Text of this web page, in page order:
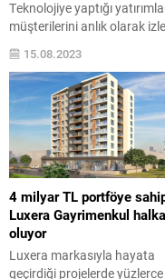
Teknolojiye yaptığı
müşterilerini anlık olarak
ve taleplerine hızla yanıt
Enerji Boğaziçi Elektrik’in,
abonelerin başvuru ve
bilgilerini baz alarak
hazırladığı “Gayrimenkulün
Enerjisi Raporu-2023 İlk 6
Ay” sonuçları açıklandı. CK
Boğaziçi Elektrik
yılından bu yana düzenli
yayınlanan, dünyanın mega
kentleri arasında yer alan
İstanbul’un Avrupa
Yakası’ndaki...
15.08.2023
4 milyar TL portföye
Luxera Gayrimenkul
oluyor
Luxera markasıyla hayata
geçirdiği projelerde